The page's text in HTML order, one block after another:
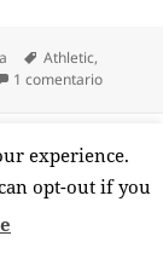
Etiquetas
Athletic,
1 comentarioen
experience.
opt-out if you